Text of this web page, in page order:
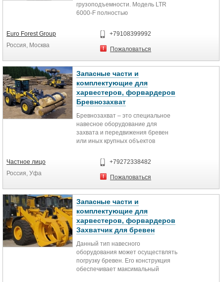
1. Бревнозахват c гидравлическим
вращением — 1 шт
жестком креплении для
экскаватора Dooosan DX225 LCA
3. Комплект пальцев и втулок.
грузоподъемности. Модель LTR
6000-F полностью
GR603-2 или моделью FR21.
Отличительная характеристика
стабильность технических
неограниченным углом поворота
рабочего органа (захвата, крюка
итп.) и подачи рабочего давления
через его вращающуяся ось к
гидроцилиндру захвата в
манипуляторах стационарных и
мобильных машин.
Euro Forest Group
Россия, Москва
+79108399992
Пожаловаться
Запасные части и
комплектующие для
харвестеров, форвардеров
Бревнозахват
Бревнозахват – это специальное
навесное оборудование для
захвата и передвижения бревен
или иных крупных объектов
Частное лицо
Россия, Уфа
+79272338482
Пожаловаться
Запасные части и
комплектующие для
харвестеров, форвардеров
Захватчик для бревен
Данный тип навесного
оборудования может осуществлять
погрузку бревен. Его конструкция
обеспечивает максимальный